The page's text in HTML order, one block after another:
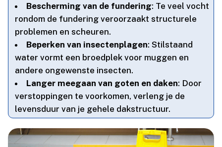
Bescherming van de fundering: Te veel vocht
rondom de fundering veroorzaakt structurele
problemen en scheuren.​
Beperken van insectenplagen: Stilstaand
water vormt een broedplek voor muggen en
andere ongewenste insecten.​
Langer meegaan van goten en daken: Door
verstoppingen te voorkomen, verleng je de
levensduur van je gehele dakstructuur.​